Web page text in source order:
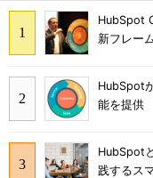
HubSpot
新フレー
HubSpot
能を提供
HubSpot
践するス